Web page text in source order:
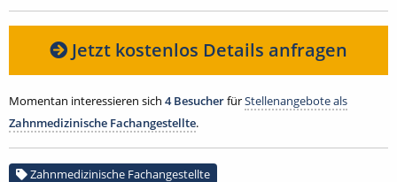
Jetzt kostenlos Details anfragen
Momentan interessieren sich 4 BesucherfürStellenangebote als
Zahnmedizinische Fachangestellte.
Zahnmedizinische Fachangestellte